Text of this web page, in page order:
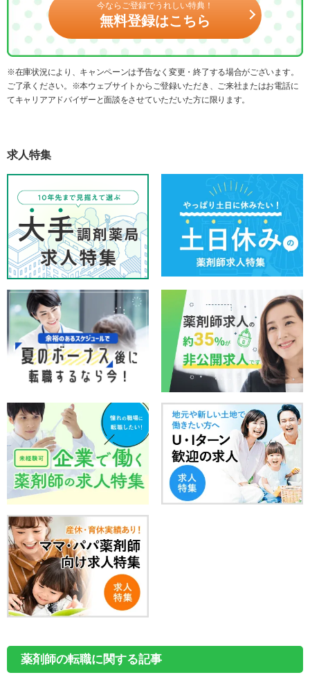
今ならご登録でうれしい特典！
無料登録はこちら
※在庫状況により、キャンペーンは予告なく変更・終了する場合がございます。
ご了承ください。※本ウェブサイトからご登録いただき、ご来社またはお電話に
てキャリアアドバイザーと面談をさせていただいた方に限ります。
求人特集
薬剤師の転職に関する記事